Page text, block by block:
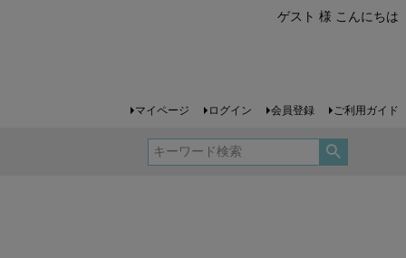
ゲスト 様 こんにちは
マイページ ログイン 会員登録 ご利用ガイド